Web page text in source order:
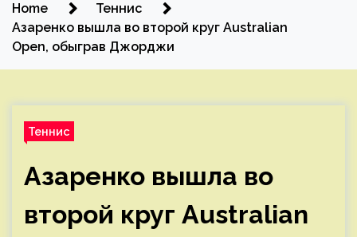
Home
Теннис
Азаренко вышла во второй круг Australian
Open, обыграв Джорджи
Теннис
Азаренко вышла во
второй круг Australian